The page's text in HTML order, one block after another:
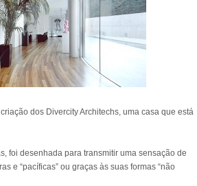
dos Divercity Architechs, uma casa que está
foi desenhada para transmitir uma sensação de
e “pacíficas” ou graças às suas formas “não